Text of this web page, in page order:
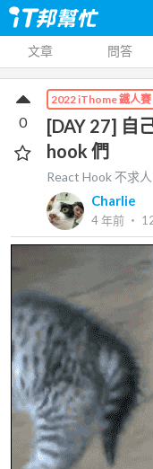
文章 問答
2022 iThome 鐵人賽
[DAY 27] 自
hook 們
React Hook 不求
Charlie
4 年前 ‧
0